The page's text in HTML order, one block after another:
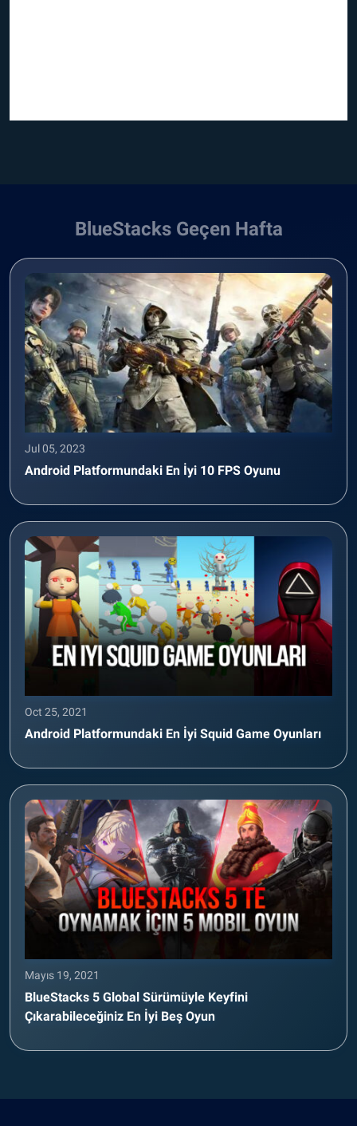
BlueStacks Geçen Hafta
Jul 05, 2023
Android Platformundaki En İyi 10 FPS Oyunu
Oct 25, 2021
Android Platformundaki En İyi Squid Game Oyunları
Mayıs 19, 2021
BlueStacks 5 Global Sürümüyle Keyfini
Çıkarabileceğiniz En İyi Beş Oyun